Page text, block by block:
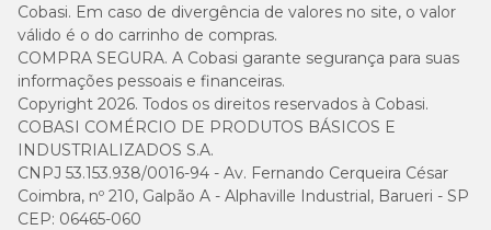
Cobasi. Em caso de divergência de valores no site, o valor
válido é o do carrinho de compras.
COMPRA SEGURA. A Cobasi garante segurança para suas
informações pessoais e financeiras.
Copyright 2026. Todos os direitos reservados à Cobasi.
COBASI COMÉRCIO DE PRODUTOS BÁSICOS E
INDUSTRIALIZADOS S.A.
CNPJ 53.153.938/0016-94 - Av. Fernando Cerqueira César
Coimbra, nº 210, Galpão A - Alphaville Industrial, Barueri - SP
CEP: 06465-060